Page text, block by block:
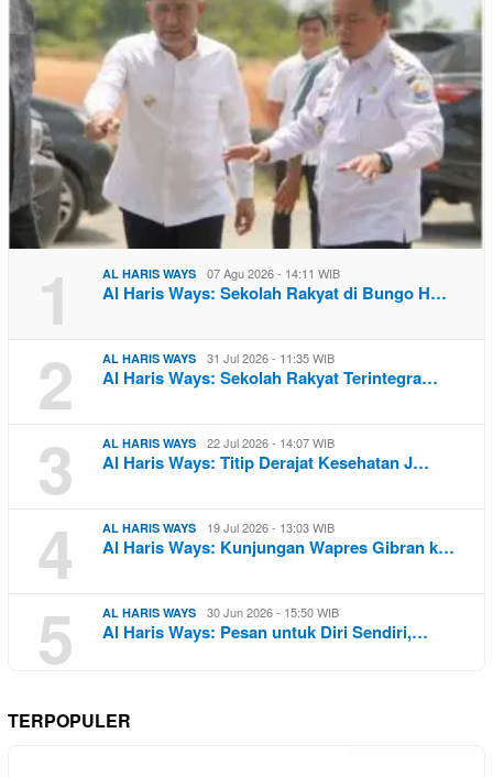
1 AL HARIS WAYS 07 Agu 2026 - 14:11 WIB
Al Haris Ways: Sekolah Rakyat di Bungo H…
2 AL HARIS WAYS 31 Jul 2026 - 11:35 WIB
Al Haris Ways: Sekolah Rakyat Terintegra…
3 AL HARIS WAYS 22 Jul 2026 - 14:07 WIB
Al Haris Ways: Titip Derajat Kesehatan J…
4 AL HARIS WAYS 19 Jul 2026 - 13:03 WIB
Al Haris Ways: Kunjungan Wapres Gibran k…
5 AL HARIS WAYS 30 Jun 2026 - 15:50 WIB
Al Haris Ways: Pesan untuk Diri Sendiri,…
TERPOPULER